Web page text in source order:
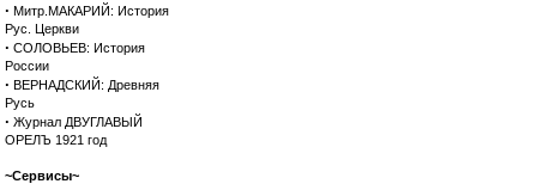
· Митр.МАКАРИЙ: История
Рус. Церкви
· СОЛОВЬЕВ: История
России
· ВЕРНАДСКИЙ: Древняя
Русь
· Журнал ДВУГЛАВЫЙ
ОРЕЛЪ 1921 год
~Сервисы~